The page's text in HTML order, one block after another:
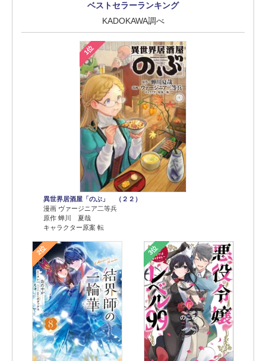
ベストセラーランキング
KADOKAWA調べ
1位
異世界居酒屋「のぶ」 （２２）
漫画 ヴァージニア二等兵
原作 蝉川 夏哉
キャラクター原案 転
2位 3位